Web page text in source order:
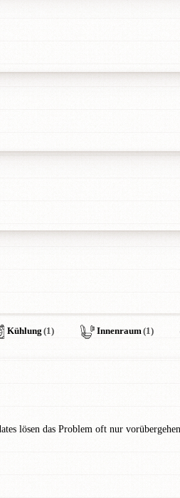
Kühlung (1) Innenraum(1)
lösen das Problem oft nur